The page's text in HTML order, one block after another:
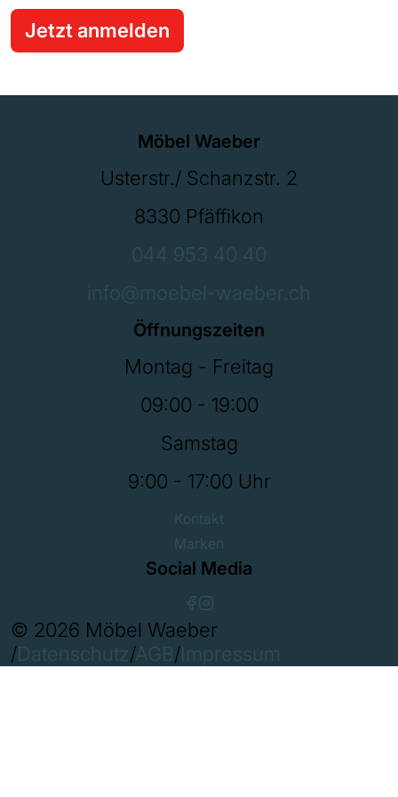
Jetzt anmelden
Möbel Waeber
Usterstr./ Schanzstr. 2
8330 Pfäffikon
044 953 40 40
info@moebel-waeber.ch
Öffnungszeiten
Montag - Freitag
09:00 - 19:00
Samstag
9:00 - 17:00 Uhr
Kontakt
Marken
Social Media
© 2026 Möbel Waeber
/Datenschutz/AGB/Impressum